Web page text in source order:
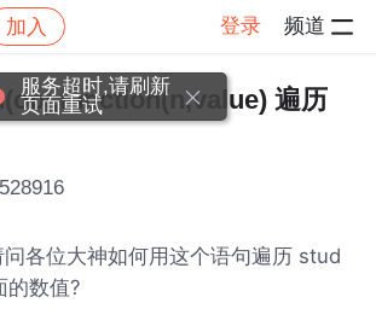
加入 登录 频道
帖子详情
遍历
各位大神如何用这个语句遍历 stud
的数值?
服务超时,请刷新
页面重试